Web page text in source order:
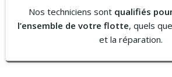
Nos techniciens sont qualifiés
l’ensemble de votre flotte, quels
et la réparation.